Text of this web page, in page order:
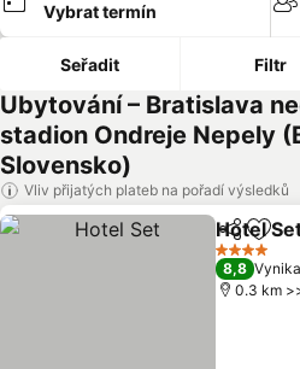
Vybrat termín
Seřadit Filtr
Ubytování – Bratislava
stadion Ondreje Nepely
Slovensko)
Vliv přijatých plateb na pořadí výsledků
Sdílet
Hotel
4 Počet
8,8
0.3 km